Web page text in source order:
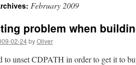
February 2009
problem when
02-24byOliver
to unset CDPATH in order to get it to